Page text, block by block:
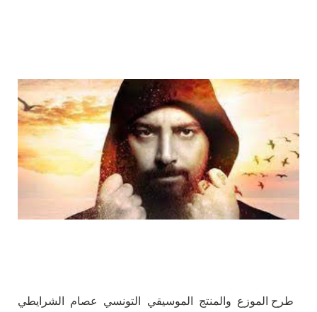
طرح الموزع والمنتج الموسيقي التونسي عصام الشرايطي